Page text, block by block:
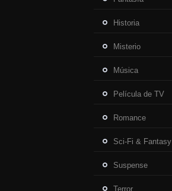
Historia
Misterio
Música
Película de TV
Romance
Sci-Fi & Fantasy
Suspense
Terror